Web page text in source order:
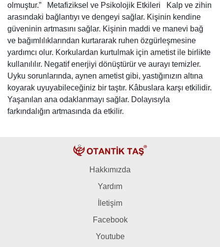
olmuştur.” Metafiziksel ve Psikolojik Etkileri Kalp ve zihin
arasındaki bağlantıyı ve dengeyi sağlar. Kişinin kendine
güveninin artmasını sağlar. Kişinin maddi ve manevi bağ
ve bağımlılıklarından kurtararak ruhen özgürleşmesine
yardımcı olur. Korkulardan kurtulmak için ametist ile birlikte
kullanılılır. Negatif enerjiyi dönüştürür ve aurayı temizler.
Uyku sorunlarında, aynen ametist gibi, yastığınızın altına
koyarak uyuyabileceğiniz bir taştır. Kâbuslara karşı etkilidir.
Yaşanılan ana odaklanmayı sağlar. Dolayısıyla
farkındalığın artmasında da etkilir.
Hakkımızda
Yardım
İletişim
Facebook
Youtube